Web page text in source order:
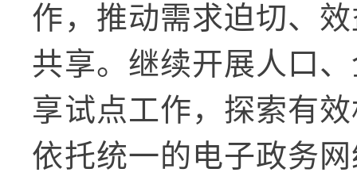
作，推动需求迫切、
共享。继续开展人口
享试点工作，探索有
依托统一的电子政务